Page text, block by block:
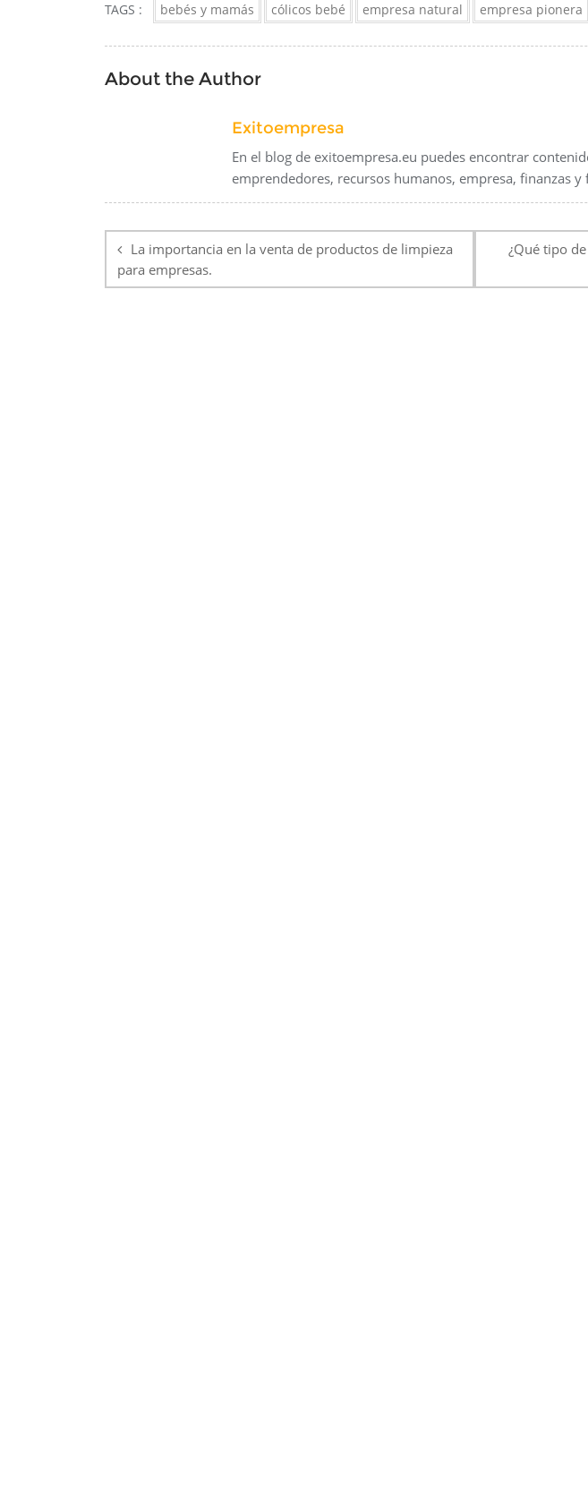
TAGS : bebés y mamás cólicos bebé empresa natural empresa pionera
About the Author
Exitoempresa
En el blog de exitoempresa.eu puedes encontrar
emprendedores, recursos humanos, empresa, finanzas y
de
entradas
La importancia en la venta de productos de limpieza
para empresas.
¿Qué tipo